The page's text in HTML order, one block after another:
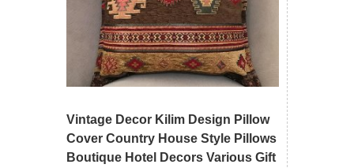
Vintage Decor Kilim Design Pillow
Cover Country House Style Pillows
Boutique Hotel Decors Various Gift